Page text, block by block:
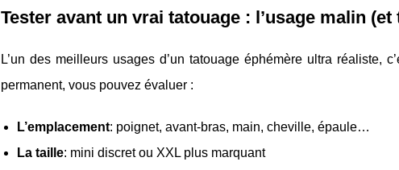
Tester avant un vrai tatouage : l’usage malin
L’un des meilleurs usages d’un tatouage éphémère ultra réaliste,
permanent, vous pouvez évaluer :
L’emplacement: poignet, avant-bras, main, cheville, épaule…
La taille: mini discret ou XXL plus marquant